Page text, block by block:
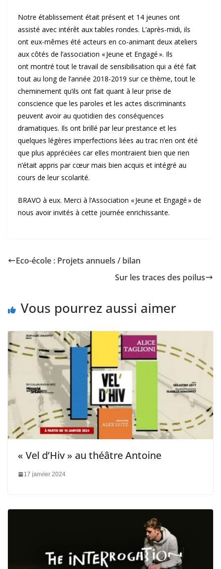
Notre établissement était présent et 14 jeunes ont
assisté avec intérêt aux tables rondes. L’après-midi, ils
ont eux-mêmes été acteurs en co-animant deux ateliers
aux côtés de l’association « Jeune et Engagé ». Ils
ont montré tout le travail de sensibilisation qui a été fait
tout au long de l’année 2018-2019 sur ce thème, tout le
cheminement qu’ils ont fait quant à leur prise de
conscience que les paroles et les actes discriminants
peuvent avoir au quotidien des conséquences
dramatiques. Ils ont brillé par leur prestance et les
quelques légères imperfections liées au trac n’en ont été
que plus appréciées car elles montraient bien que rien
n’était appris par cœur mais bien acquis et intégré au
cours de leur scolarité.
BRAVO à eux. Merci à l’Association « Jeune et Engagé » de
nous avoir invités à cette journée enrichissante.
Eco-école : Projets annuels / bilan
Sur les traces des poilus
Vous pourrez aussi aimer
« Vel d’Hiv » au théâtre Antoine
17 janvier 2024